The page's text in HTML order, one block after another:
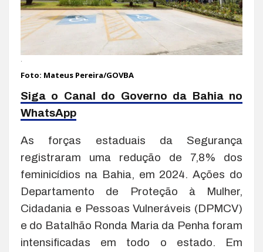
Foto: Mateus Pereira/GOVBA
Siga o Canal do Governo da Bahia no
WhatsApp
As forças estaduais da Segurança
registraram uma redução de 7,8% dos
feminicídios na Bahia, em 2024. Ações do
Departamento de Proteção à Mulher,
Cidadania e Pessoas Vulneráveis (DPMCV)
e do Batalhão Ronda Maria da Penha foram
intensificadas em todo o estado. Em